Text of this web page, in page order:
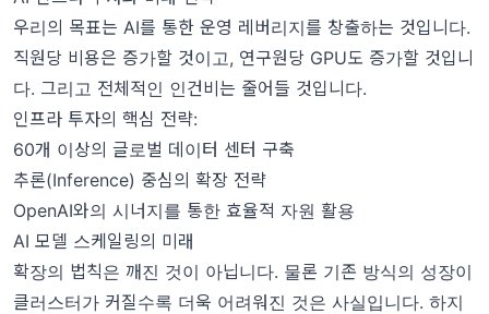
우리의 목표는 AI를 통한 운영 레버리지를 창출하는 것입니다.
직원당 비용은 증가할 것이고, 연구원당 GPU도 증가할 것입니
다. 그리고 전체적인 인건비는 줄어들 것입니다.
인프라 투자의 핵심 전략:
60개 이상의 글로벌 데이터 센터 구축
추론(Inference) 중심의 확장 전략
OpenAI와의 시너지를 통한 효율적 자원 활용
AI 모델 스케일링의 미래
확장의 법칙은 깨진 것이 아닙니다. 물론 기존 방식의 성장이
클러스터가 커질수록 더욱 어려워진 것은 사실입니다. 하지